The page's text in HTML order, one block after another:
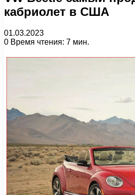
кабриолет в США
01.03.2023
0 Время чтения: 7 мин.